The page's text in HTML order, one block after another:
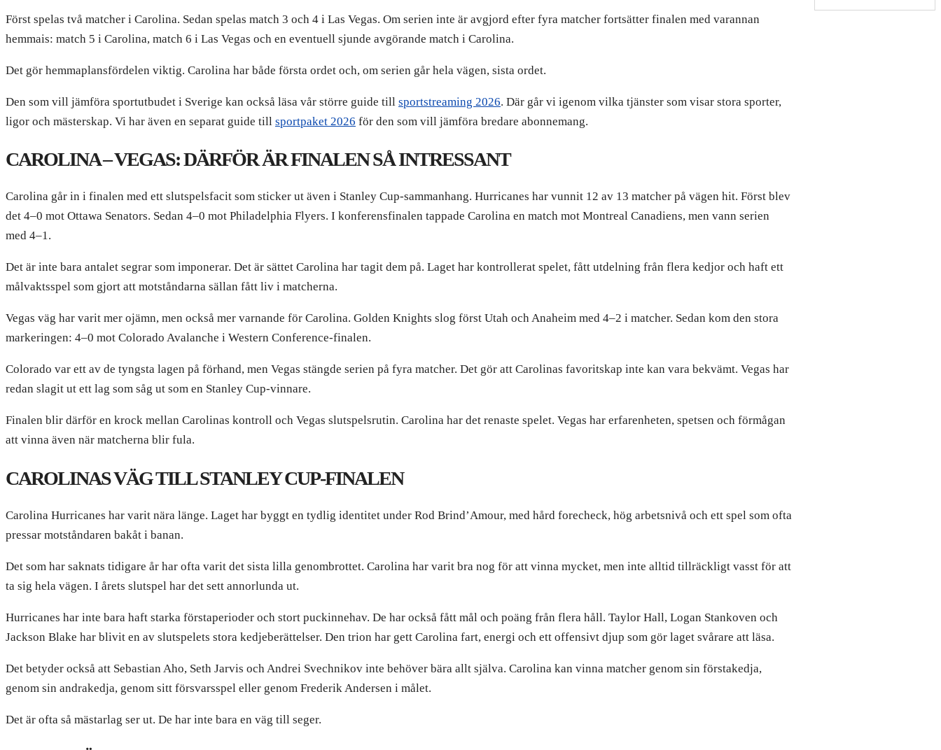
Först spelas två matcher i Carolina. Sedan spelas match 3 och 4 i Las Vegas. Om serien inte är avgjord efter fyra matcher fortsätter finalen med varannan
hemmais: match 5 i Carolina, match 6 i Las Vegas och en eventuell sjunde avgörande match i Carolina.
Det gör hemmaplansfördelen viktig. Carolina har både första ordet och, om serien går hela vägen, sista ordet.
Den som vill jämföra sportutbudet i Sverige kan också läsa vår större guide till sportstreaming 2026. Där går vi igenom vilka tjänster som visar stora sporter,
ligor och mästerskap. Vi har även en separat guide till sportpaket 2026 för den som vill jämföra bredare abonnemang.
CAROLINA – VEGAS: DÄRFÖR ÄR FINALEN SÅ INTRESSANT
Carolina går in i finalen med ett slutspelsfacit som sticker ut även i Stanley Cup-sammanhang. Hurricanes har vunnit 12 av 13 matcher på vägen hit. Först blev
det 4–0 mot Ottawa Senators. Sedan 4–0 mot Philadelphia Flyers. I konferensfinalen tappade Carolina en match mot Montreal Canadiens, men vann serien
med 4–1.
Det är inte bara antalet segrar som imponerar. Det är sättet Carolina har tagit dem på. Laget har kontrollerat spelet, fått utdelning från flera kedjor och haft ett
målvaktsspel som gjort att motståndarna sällan fått liv i matcherna.
Vegas väg har varit mer ojämn, men också mer varnande för Carolina. Golden Knights slog först Utah och Anaheim med 4–2 i matcher. Sedan kom den stora
markeringen: 4–0 mot Colorado Avalanche i Western Conference-finalen.
Colorado var ett av de tyngsta lagen på förhand, men Vegas stängde serien på fyra matcher. Det gör att Carolinas favoritskap inte kan vara bekvämt. Vegas har
redan slagit ut ett lag som såg ut som en Stanley Cup-vinnare.
Finalen blir därför en krock mellan Carolinas kontroll och Vegas slutspelsrutin. Carolina har det renaste spelet. Vegas har erfarenheten, spetsen och förmågan
att vinna även när matcherna blir fula.
CAROLINAS VÄG TILL STANLEY CUP-FINALEN
Carolina Hurricanes har varit nära länge. Laget har byggt en tydlig identitet under Rod Brind’Amour, med hård forecheck, hög arbetsnivå och ett spel som ofta
pressar motståndaren bakåt i banan.
Det som har saknats tidigare år har ofta varit det sista lilla genombrottet. Carolina har varit bra nog för att vinna mycket, men inte alltid tillräckligt vasst för att
ta sig hela vägen. I årets slutspel har det sett annorlunda ut.
Hurricanes har inte bara haft starka förstaperioder och stort puckinnehav. De har också fått mål och poäng från flera håll. Taylor Hall, Logan Stankoven och
Jackson Blake har blivit en av slutspelets stora kedjeberättelser. Den trion har gett Carolina fart, energi och ett offensivt djup som gör laget svårare att läsa.
Det betyder också att Sebastian Aho, Seth Jarvis och Andrei Svechnikov inte behöver bära allt själva. Carolina kan vinna matcher genom sin förstakedja,
genom sin andrakedja, genom sitt försvarsspel eller genom Frederik Andersen i målet.
Det är ofta så mästarlag ser ut. De har inte bara en väg till seger.